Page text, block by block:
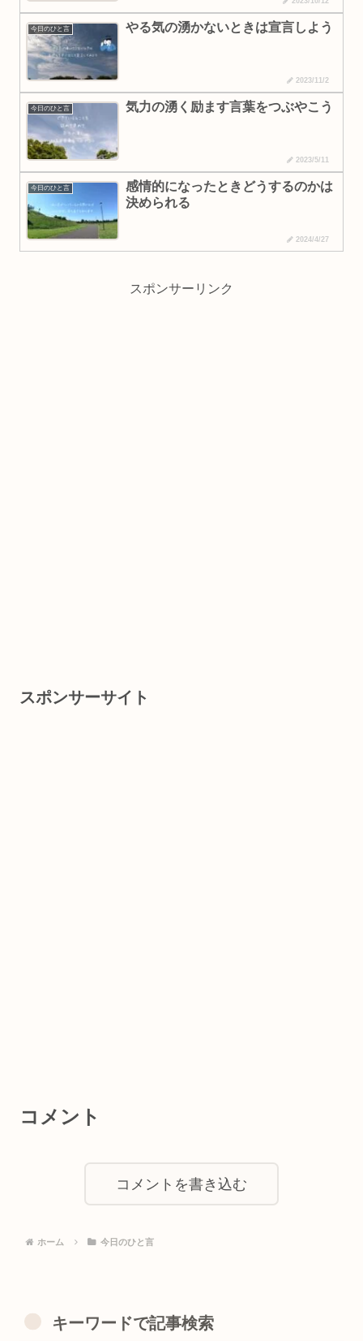
今日のひと言 やる気の湧かないときは宣言しよう
2023/11/2
今日のひと言 気力の湧く励ます言葉をつぶやこう
2023/5/11
今日のひと言
感情的になったときどうするのかは
決められる
2024/4/27
スポンサーリンク
スポンサーサイト
コメント
コメントを書き込む
ホーム 今日のひと言
キーワードで記事検索